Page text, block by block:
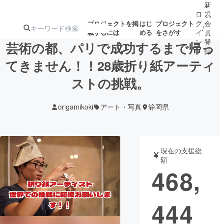
プロジェクトを掲
載するには
はじ
める
プロジェクト
をさがす
注目の新着プロ 募集終了が近いプ
テクノロジー・ガジェット
映像・映画 書籍・雑誌
ビジネス・起業 チャレンジ
ロ
グ
イ
ン
/
新
規
会
員
登
録
芸術の都、パリで成功するまで帰っ
てきません！！28歳折り紙アーティ
ストの挑戦。
origamikoki アート・写真 静岡県
現在の支援総
額
468,
444